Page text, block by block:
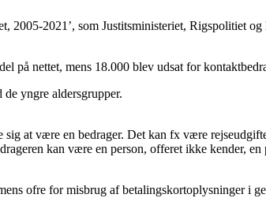
2005-2021’, som Justitsministeriet, Rigspolitiet og
på nettet, mens 18.000 blev udsat for
yngre aldersgrupper.
at være en bedrager. Det kan fx være
kan være en person, offeret ikke kender, en
ofre for misbrug af betalingskortoplysninger i